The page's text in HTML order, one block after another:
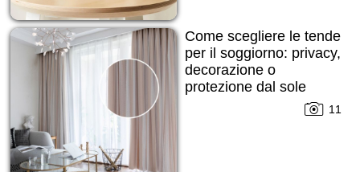
Come scegliere le tende
per il soggiorno: privacy,
decorazione o
protezione dal sole
11